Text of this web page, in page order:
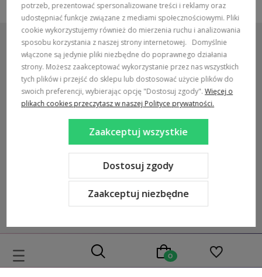
POMOC / ZAMÓWIENIA
MARKI
POPULARNE KATEGORIE
Sklep internetowy Shoper Premium
Szablon Shoper Modern 3.0™
od GrowCommerce
potrzeb, prezentować spersonalizowane treści i reklamy oraz
udostępniać funkcje związane z mediami społecznościowymi. Pliki
cookie wykorzystujemy również do mierzenia ruchu i analizowania
sposobu korzystania z naszej strony internetowej. Domyślnie
włączone są jedynie pliki niezbędne do poprawnego działania
strony. Możesz zaakceptować wykorzystanie przez nas wszystkich
tych plików i przejść do sklepu lub dostosować użycie plików do
swoich preferencji, wybierając opcję "Dostosuj zgody".Więcej o
plikach cookies przeczytasz w naszej Polityce prywatności.
Zaakceptuj niezbędne
Dostosuj zgody
Zaakceptuj wszystkie